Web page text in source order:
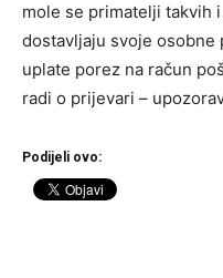
mole se primatelji takvih
dostavljaju svoje osobne
uplate porez na račun
radi o prijevari –
Podijeli ovo: